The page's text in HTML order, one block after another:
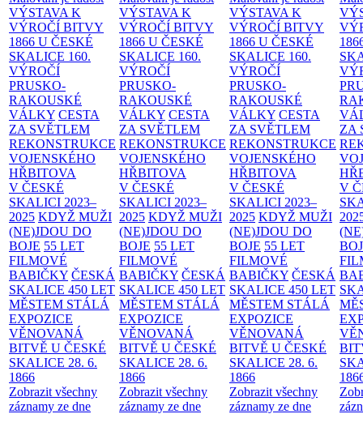
VÝSTAVA K
VÝROČÍ BITVY
1866 U ČESKÉ
SKALICE 160.
VÝROČÍ
PRUSKO-
RAKOUSKÉ
VÁLKY CESTA
ZA SVĚTLEM
REKONSTRUKCE
VOJENSKÉHO
HŘBITOVA
V ČESKÉ
SKALICI 2023–
2025 KDYŽ MUŽI
(NE)JDOU DO
BOJE 55 LET
FILMOVÉ
BABIČKY ČESKÁ
SKALICE 450 LET
MĚSTEM STÁLÁ
EXPOZICE
VĚNOVANÁ
BITVĚ U ČESKÉ
SKALICE 28. 6.
1866
Zobrazit všechny
záznamy ze dne
VÝSTAVA K
VÝROČÍ BITVY
1866 U ČESKÉ
SKALICE 160.
VÝROČÍ
PRUSKO-
RAKOUSKÉ
VÁLKY CESTA
ZA SVĚTLEM
REKONSTRUKCE
VOJENSKÉHO
HŘBITOVA
V ČESKÉ
SKALICI 2023–
2025 KDYŽ MUŽI
(NE)JDOU DO
BOJE 55 LET
FILMOVÉ
BABIČKY ČESKÁ
SKALICE 450 LET
MĚSTEM STÁLÁ
EXPOZICE
VĚNOVANÁ
BITVĚ U ČESKÉ
SKALICE 28. 6.
1866
Zobrazit všechny
záznamy ze dne
VÝSTAVA K
VÝROČÍ BITVY
1866 U ČESKÉ
SKALICE 160.
VÝROČÍ
PRUSKO-
RAKOUSKÉ
VÁLKY CESTA
ZA SVĚTLEM
REKONSTRUKCE
VOJENSKÉHO
HŘBITOVA
V ČESKÉ
SKALICI 2023–
2025 KDYŽ MUŽI
(NE)JDOU DO
BOJE 55 LET
FILMOVÉ
BABIČKY ČESKÁ
SKALICE 450 LET
MĚSTEM STÁLÁ
EXPOZICE
VĚNOVANÁ
BITVĚ U ČESKÉ
SKALICE 28. 6.
1866
Zobrazit všechny
záznamy ze dne
ZA
V